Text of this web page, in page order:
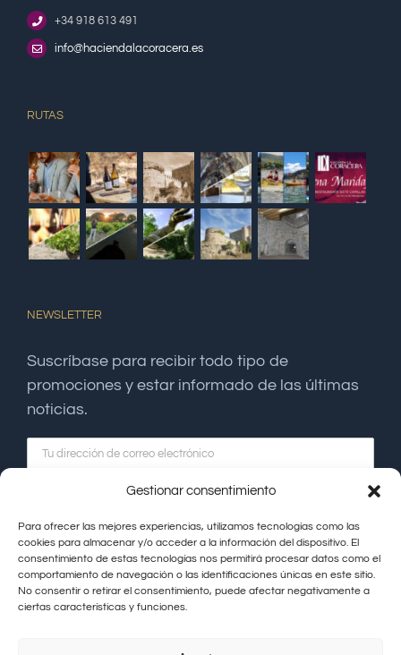
Gestionar consentimiento
Para ofrecer las mejores experiencias, utilizamos tecnologías como las
cookies para almacenar y/o acceder a la información del dispositivo. El
consentimiento de estas tecnologías nos permitirá procesar datos como el
comportamiento de navegación o las identificaciones únicas en este sitio.
No consentir o retirar el consentimiento, puede afectar negativamente a
ciertas características y funciones.
+34 918 613 491
info@haciendalacoracera.es
RUTAS
NEWSLETTER
Suscríbase para recibir todo tipo de
promociones y estar informado de las últimas
noticias.